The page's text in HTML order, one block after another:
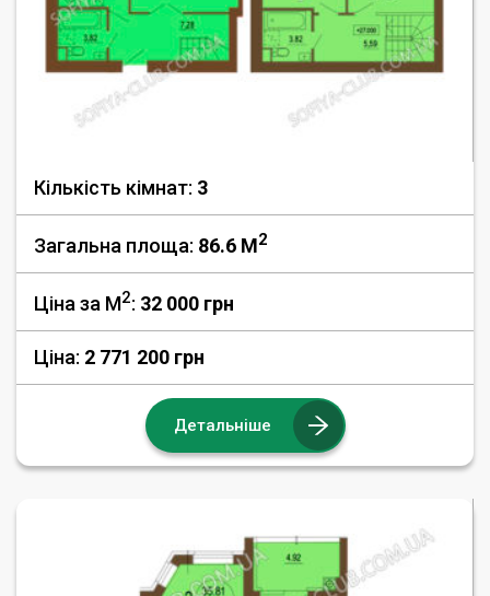
Кількість кімнат: 3
Загальна площа: 86.6 M2
Ціна за М2: 32 000 грн
Ціна: 2 771 200 грн
Детальніше